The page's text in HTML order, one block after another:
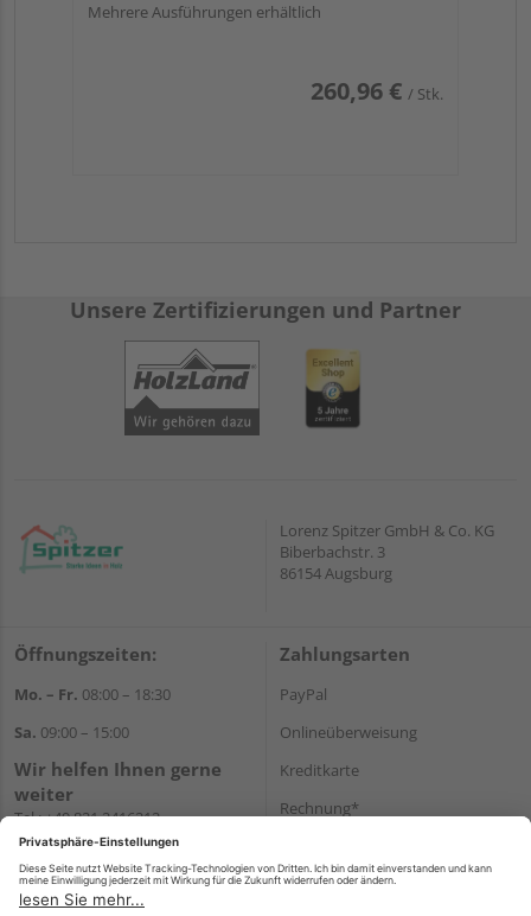
Mehrere Ausführungen erhältlich
260,96 € / Stk.
Unsere Zertifizierungen und Partner
Lorenz Spitzer GmbH & Co. KG
Biberbachstr. 3
86154 Augsburg
Öffnungszeiten:
Mo. – Fr. 08:00 – 18:30
Sa. 09:00 – 15:00
Wir helfen Ihnen gerne
weiter
Tel.:+49 821 2416212
E-Mail:verwaltung@spitzer-
augsburg.de
Zahlungsarten
PayPal
Onlineüberweisung
Kreditkarte
Rechnung*
Versand